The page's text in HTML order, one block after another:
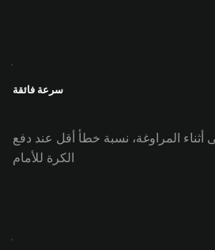
سرعة فائقة
المراوغة، نسبة خطأ أقل عند دفع
الكرة للأمام